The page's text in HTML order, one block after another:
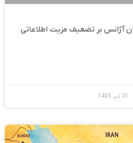
آژانس بر تضعیف مزیت اطلاعاتی